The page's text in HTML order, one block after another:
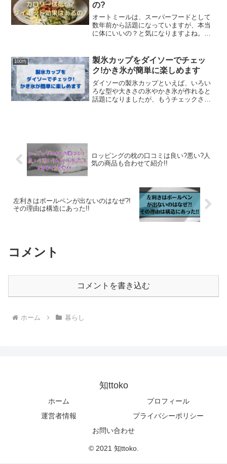
の?
オートミールは、スーパーフードとして
数年前から話題になっていますが、本当
に体にいいの？と気になりますよね。オ
ト食としてとても注目されている食材で
す。私は、毎日朝ご飯にオ...
100均
製氷カップをダイソーでチェッ
ク!かき氷が簡単に楽しめます
ダイソーの製氷カップといえば、いろい
ろな型や大きさの氷やかき氷が作れると
話題になりましたが、もうチェックされ
ロッピングの枕の口コミは良い?悪い?人
気の商品も合わせて紹介!!
左利きはボールペンが出ないのはなぜ?!
その理由は構造にあった!!
コメント
コメントを書き込む
ホーム 暮らし
知ttoko
ホーム
プロフィール
運営者情報
プライバシーポリシー
お問い合わせ
© 2021 知ttoko.